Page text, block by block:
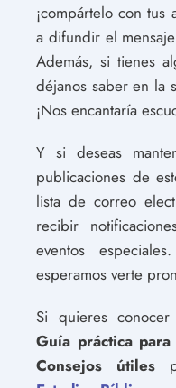
¡compártelo con tus
a difundir el
Además, si tienes
déjanos saber en la
¡Nos encantaría
Y si deseas
publicaciones de
lista de correo
recibir
eventos
esperamos verte
Si quieres
Guía práctica
Consejos útiles